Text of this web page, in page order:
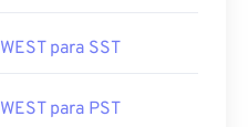
WEST para SST
WEST para PST